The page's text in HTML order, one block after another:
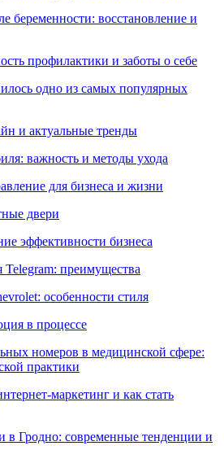
беременности: восстановление и
профилактики и заботы о себе
одно из самых популярных
и актуальные тренды
важность и методы ухода
для бизнеса и жизни
двери
эффективности бизнеса
преимущества
особенности стиля
в процессе
номеров в медицинской сфере:
практики
маркетинг и как стать
в Гродно: современные тенденции и